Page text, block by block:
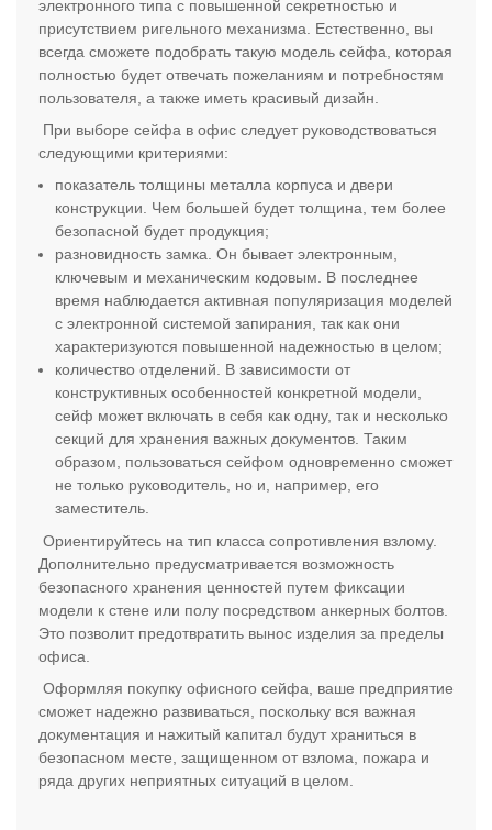
электронного типа с повышенной секретностью и
присутствием ригельного механизма. Естественно, вы
всегда сможете подобрать такую модель сейфа, которая
полностью будет отвечать пожеланиям и потребностям
пользователя, а также иметь красивый дизайн.
При выборе сейфа в офис следует руководствоваться
следующими критериями:
показатель толщины металла корпуса и двери
конструкции. Чем большей будет толщина, тем более
безопасной будет продукция;
разновидность замка. Он бывает электронным,
ключевым и механическим кодовым. В последнее
время наблюдается активная популяризация моделей
с электронной системой запирания, так как они
характеризуются повышенной надежностью в целом;
количество отделений. В зависимости от
конструктивных особенностей конкретной модели,
сейф может включать в себя как одну, так и несколько
секций для хранения важных документов. Таким
образом, пользоваться сейфом одновременно сможет
не только руководитель, но и, например, его
заместитель.
Ориентируйтесь на тип класса сопротивления взлому.
Дополнительно предусматривается возможность
безопасного хранения ценностей путем фиксации
модели к стене или полу посредством анкерных болтов.
Это позволит предотвратить вынос изделия за пределы
офиса.
Оформляя покупку офисного сейфа, ваше предприятие
сможет надежно развиваться, поскольку вся важная
документация и нажитый капитал будут храниться в
безопасном месте, защищенном от взлома, пожара и
ряда других неприятных ситуаций в целом.